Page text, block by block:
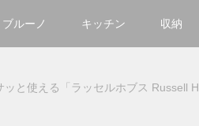
ルーノ キッチン 収納
ッと使える「ラッセルホブス Russell